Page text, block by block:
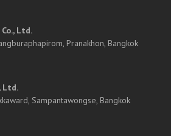
Ltd.
Pranakhon, Bangkok
Ltd.
Sampantawongse, Bangkok